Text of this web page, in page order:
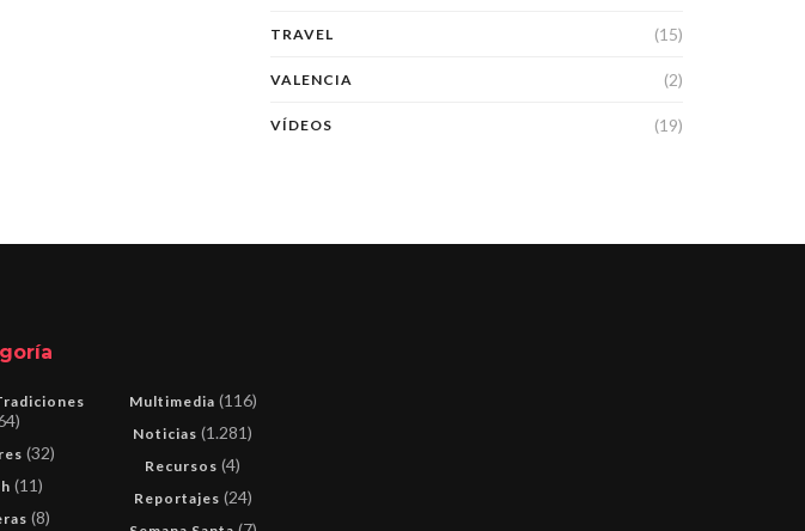
TRAVEL (15)
VALENCIA (2)
VÍDEOS (19)
(32)
(11)
(8)
Multimedia (116)
Noticias (1.281)
Recursos (4)
Reportajes (24)